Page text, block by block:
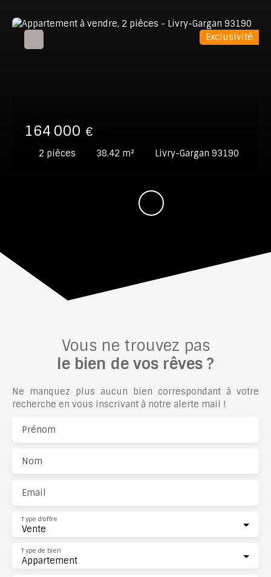
164 000 €
2 pièces 38.42 m² Livry-Gargan 93190
Exclusivité
Vous ne trouvez pas
le bien de vos rêves ?
Ne manquez plus aucun bien correspondant à votre
recherche en vous inscrivant à notre alerte mail !
Prénom
Nom
Email
Vente
Type d'offre
Appartement
Type de bien